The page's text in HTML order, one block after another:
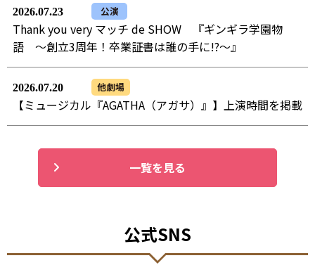
2026.07.23 公演
Thank you very マッチ de SHOW 『ギンギラ学園物
語 ～創立3周年！卒業証書は誰の手に!?～』
2026.07.20 他劇場
【ミュージカル『AGATHA（アガサ）』】上演時間を掲載
一覧を見る
公式SNS